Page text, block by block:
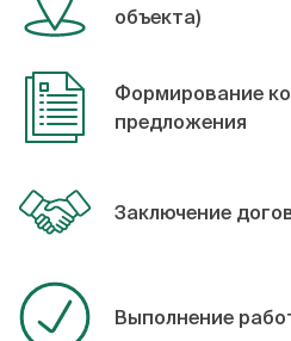
объекта)
Формирование
предложения
Заключение
Выполнение